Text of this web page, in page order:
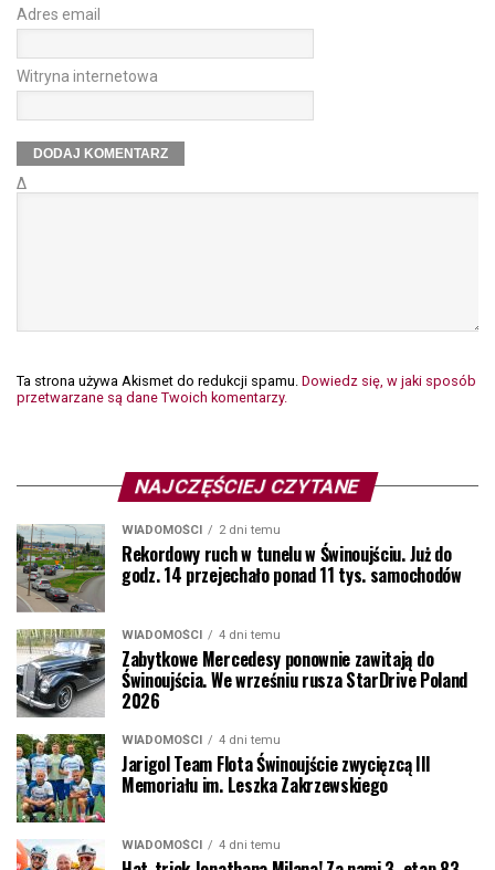
Adres email
Witryna internetowa
Δ
Ta strona używa Akismet do redukcji spamu. Dowiedz się, w jaki sposób
przetwarzane są dane Twoich komentarzy.
NAJCZĘŚCIEJ CZYTANE
WIADOMOŚCI 2 dni temu
Rekordowy ruch w tunelu w Świnoujściu. Już do
godz. 14 przejechało ponad 11 tys. samochodów
WIADOMOŚCI 4 dni temu
Zabytkowe Mercedesy ponownie zawitają do
Świnoujścia. We wrześniu rusza StarDrive Poland
2026
WIADOMOŚCI 4 dni temu
Jarigol Team Flota Świnoujście zwycięzcą III
Memoriału im. Leszka Zakrzewskiego
WIADOMOŚCI 4 dni temu